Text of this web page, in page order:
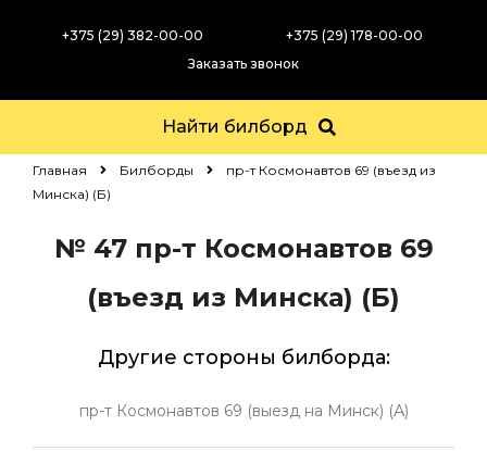
+375 (29) 382-00-00
+375 (29) 178-00-00
Заказать звонок
Найти билборд
Главная Билборды
пр-т Космонавтов 69 (въезд из
Минска) (Б)
№ 47пр-т Космонавтов 69
(въезд из Минска) (Б)
Другие стороны билборда:
пр-т Космонавтов 69 (выезд на Минск) (А)